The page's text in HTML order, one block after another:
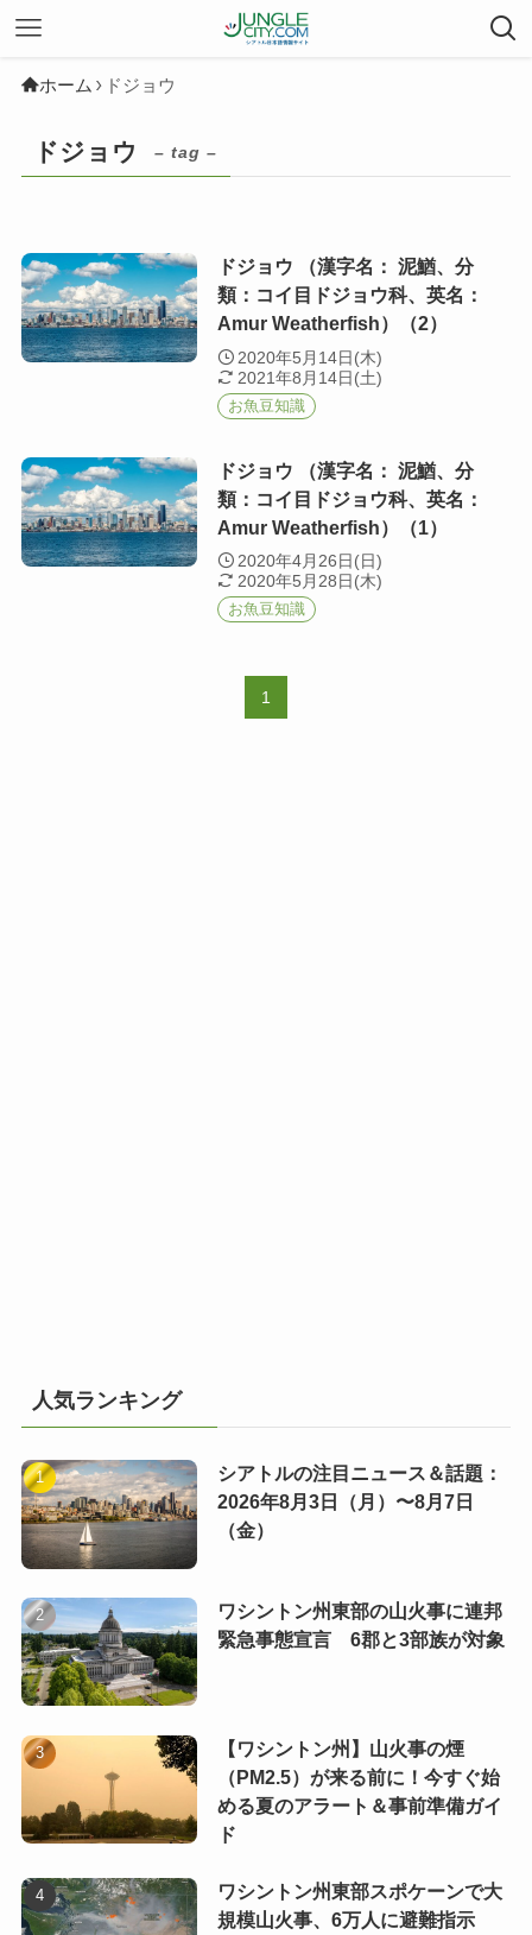
ホーム ドジョウ
ドジョウ – tag –
ドジョウ （漢字名： 泥鰌、分
類：コイ目ドジョウ科、英名：
Amur Weatherfish）（2）
2020年5月14日(木)
2021年8月14日(土)
お魚豆知識
ドジョウ （漢字名： 泥鰌、分
類：コイ目ドジョウ科、英名：
Amur Weatherfish）（1）
2020年4月26日(日)
2020年5月28日(木)
お魚豆知識
1
人気ランキング
シアトルの注目ニュース＆話題：
2026年8月3日（月）〜8月7日
（金）
ワシントン州東部の山火事に連邦
緊急事態宣言 6郡と3部族が対象
【ワシントン州】山火事の煙
（PM2.5）が来る前に！今すぐ始
める夏のアラート＆事前準備ガイ
ド
ワシントン州東部スポケーンで大
規模山火事、6万人に避難指示